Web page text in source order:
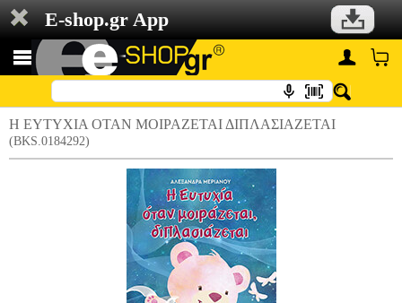
E-shop.gr App
Η ΕΥΤΥΧΙΑ ΟΤΑΝ ΜΟΙΡΑΖΕΤΑΙ ΔΙΠΛΑΣΙΑΖΕΤΑΙ
(BKS.0184292)